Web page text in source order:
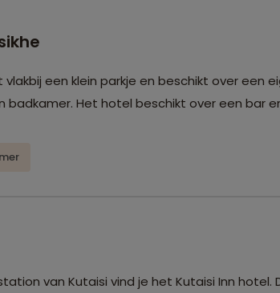
vlakbij een klein parkje en beschikt over een
badkamer. Het hotel beschikt over een bar
van Kutaisi vind je het Kutaisi Inn hotel.